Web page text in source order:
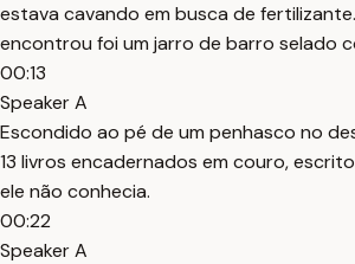
estava cavando em busca de
encontrou foi um jarro de barro selado
00:13
Speaker A
Escondido ao pé de um penhasco no
13 livros encadernados em couro,
ele não conhecia.
00:22
Speaker A